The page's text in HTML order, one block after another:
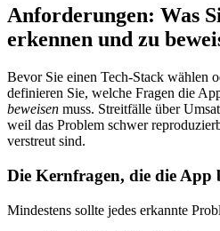
Anforderungen: Was
erkennen und zu
Bevor Sie einen Tech‑Stack wählen
definieren Sie, welche Fragen die
beweisen muss. Streitfälle über
weil das Problem schwer
verstreut sind.
Die Kernfragen, die die App
Mindestens sollte jedes erkannte